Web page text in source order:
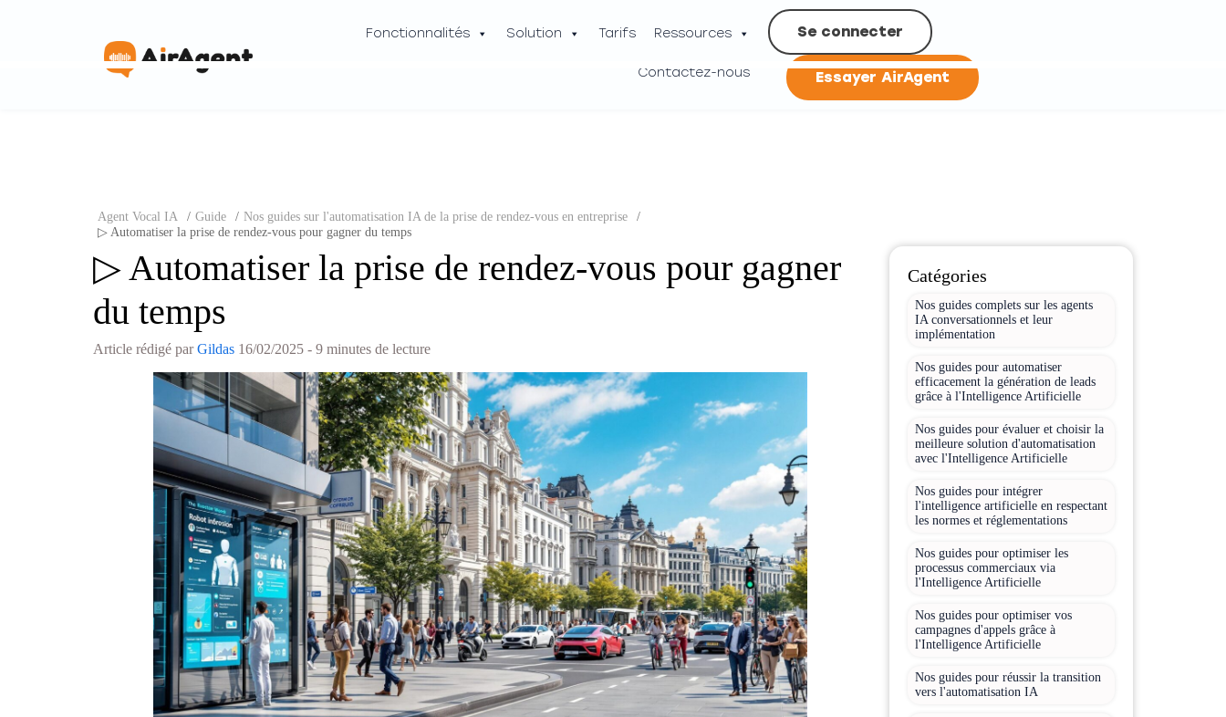
Fonctionnalités Solution Tarifs Ressources
Contactez-nous
Se connecter
Essayer AirAgent
Agent Vocal IA / Guide / Nos guides sur l'automatisation IA de la prise de rendez-vous en entreprise
/
▷ Automatiser la prise de rendez-vous pour gagner du temps
▷ Automatiser la prise de rendez-vous pour gagner
du temps
Article rédigé parGildas 16/02/2025 - 9 minutes de lecture
Catégories
Nos guides complets sur les agents
IA conversationnels et leur
implémentation
Nos guides pour automatiser
efficacement la génération de leads
grâce à l'Intelligence Artificielle
Nos guides pour évaluer et choisir la
meilleure solution d'automatisation
avec l'Intelligence Artificielle
Nos guides pour intégrer
l'intelligence artificielle en respectant
les normes et réglementations
Nos guides pour optimiser les
processus commerciaux via
l'Intelligence Artificielle
Nos guides pour optimiser vos
campagnes d'appels grâce à
l'Intelligence Artificielle
Nos guides pour réussir la transition
vers l'automatisation IA